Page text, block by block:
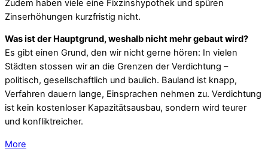
Zudem haben viele eine Fixzinshypothek und spüren
Zinserhöhungen kurzfristig nicht.
Was ist der Hauptgrund, weshalb nicht mehr gebaut wird?
Es gibt einen Grund, den wir nicht gerne hören: In vielen
Städten stossen wir an die Grenzen der Verdichtung –
politisch, gesellschaftlich und baulich. Bauland ist knapp,
Verfahren dauern lange, Einsprachen nehmen zu. Verdichtung
ist kein kostenloser Kapazitätsausbau, sondern wird teurer
und konfliktreicher.
More